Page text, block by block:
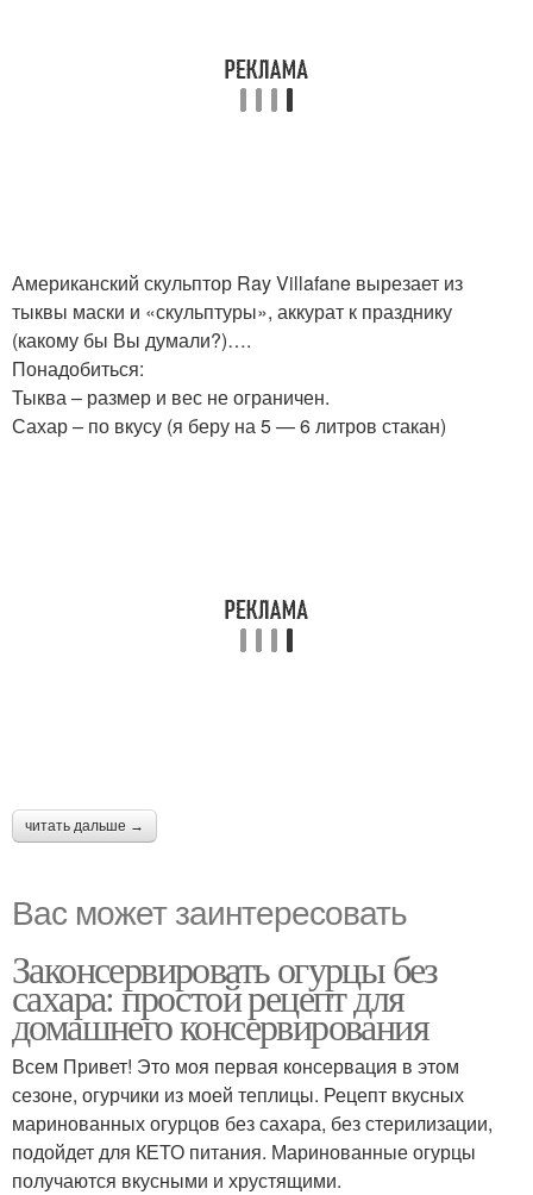
Американский скульптор Ray Villafane вырезает из
тыквы маски и «скульптуры», аккурат к празднику
(какому бы Вы думали?)….
Понадобиться:
Тыква – размер и вес не ограничен.
Сахар – по вкусу (я беру на 5 — 6 литров стакан)
читать дальше →
Вас может заинтересовать
Законсервировать огурцы без
сахара: простой рецепт для
домашнего консервирования
Всем Привет! Это моя первая консервация в этом
сезоне, огурчики из моей теплицы. Рецепт вкусных
маринованных огурцов без сахара, без стерилизации,
подойдет для КЕТО питания. Маринованные огурцы
получаются вкусными и хрустящими.